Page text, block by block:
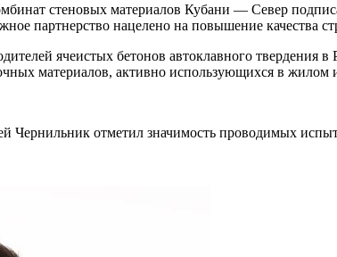
стеновых материалов Кубани — Север
партнерство нацелено на повышение качества
ячеистых бетонов автоклавного твердения
материалов, активно использующихся в жилом
Чернильник отметил значимость проводимых